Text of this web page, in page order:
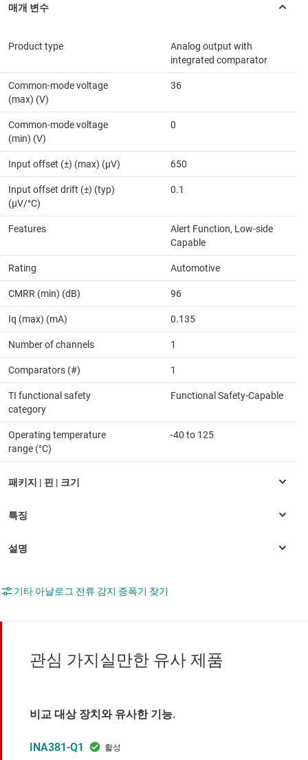
Product type
Analog output with
integrated comparator
Common-mode voltage
(max) (V)
36
Common-mode voltage
(min) (V)
0
Input offset (±) (max) (µV) 650
Input offset drift (±) (typ)
(µV/°C)
0.1
Features
Alert Function, Low-side
Capable
Rating Automotive
CMRR (min) (dB) 96
Iq (max) (mA) 0.135
Number of channels 1
Comparators (#) 1
TI functional safety
category
Functional Safety-Capable
Operating temperature
range (°C)
-40 to 125
기타 아날로그 전류 감지 증폭기 찾기
관심 가지실만한 유사 제품
비교 대상 장치와 유사한 기능.
INA381-Q1